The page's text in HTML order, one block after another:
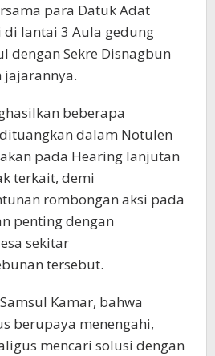
para Datuk Adat
lantai 3 Aula gedung
dengan Sekre Disnagbun
jajarannya.
beberapa
dalam Notulen
pada Hearing lanjutan
terkait, demi
rombongan aksi pada
penting dengan
sekitar
tersebut.
Kamar, bahwa
berupaya menengahi,
mencari solusi dengan